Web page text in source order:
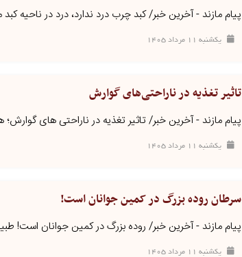
پیام مازند - آخرین خبر/ کبد چرب درد ندارد، درد در ناحیه
يکشنبه ۱۱ مرداد ۱۴۰۵
تاثیر تغذیه در ناراحتی‌های گوارش
پیام مازند - آخرین خبر/ تاثیر تغذیه در ناراحتی های
يکشنبه ۱۱ مرداد ۱۴۰۵
سرطان روده بزرگ در کمین جوانان است!
پیام مازند - آخرین خبر/ روده بزرگ در کمین جوانان است!
يکشنبه ۱۱ مرداد ۱۴۰۵